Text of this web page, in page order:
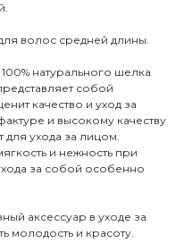
волос средней длины.
натурального шелка
собой
качество и уход за
и высокому качеству
для ухода за лицом.
и нежность при
за собой особенно
аксессуар в уходе за
молодость и красоту.